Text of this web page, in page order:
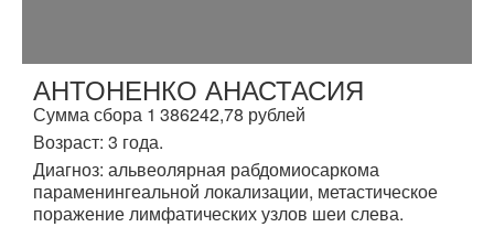
АНТОНЕНКО АНАСТАСИЯ
Сумма сбора 1 386242,78 рублей
Возраст: 3 года.
Диагноз: альвеолярная рабдомиосаркома
параменингеальной локализации, метастическое
поражение лимфатических узлов шеи слева.